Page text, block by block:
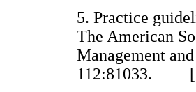
5. Practice
The American
Management
112:81033. [